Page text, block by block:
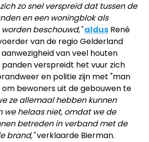
zo snel verspreid dat tussen de
en een woningblok als
beschouwd," aldus René
van de regio Gelderland
van veel houten
verspreidt het vuur zich
en politie zijn met "man
bewoners uit de gebouwen te
ze allemaal hebben kunnen
we helaas niet, omdat we de
betreden in verband met de
brand,"verklaarde Bierman.